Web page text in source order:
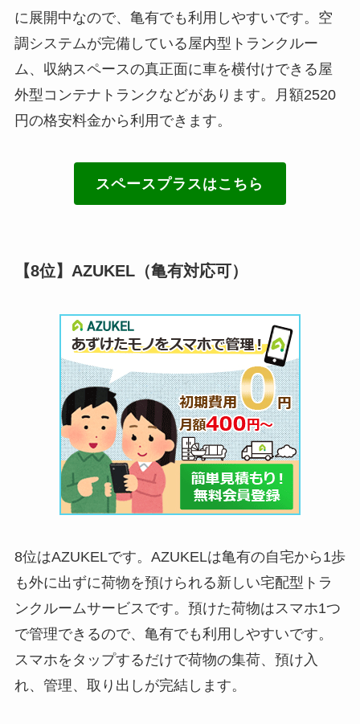
に展開中なので、亀有でも利用しやすいです。空
調システムが完備している屋内型トランクルー
ム、収納スペースの真正面に車を横付けできる屋
外型コンテナトランクなどがあります。月額2520
円の格安料金から利用できます。
スペースプラスはこちら
【8位】AZUKEL（亀有対応可）
8位はAZUKELです。AZUKELは亀有の自宅から1歩
も外に出ずに荷物を預けられる新しい宅配型トラ
ンクルームサービスです。預けた荷物はスマホ1つ
で管理できるので、亀有でも利用しやすいです。
スマホをタップするだけで荷物の集荷、預け入
れ、管理、取り出しが完結します。